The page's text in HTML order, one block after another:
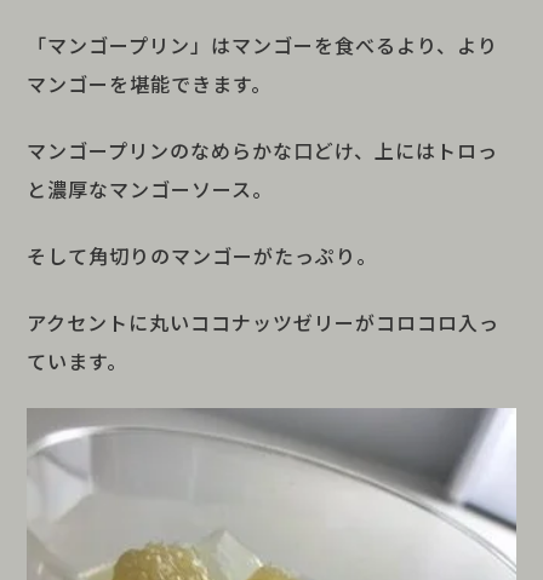
「マンゴープリン」はマンゴーを食べるより、より
マンゴーを堪能できます。
マンゴープリンのなめらかな口どけ、上にはトロっ
と濃厚なマンゴーソース。
そして角切りのマンゴーがたっぷり。
アクセントに丸いココナッツゼリーがコロコロ入っ
ています。